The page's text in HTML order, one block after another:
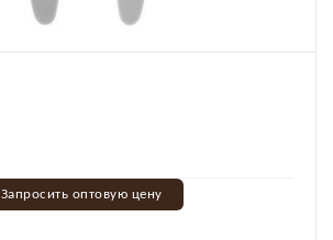
Запросить оптовую цену